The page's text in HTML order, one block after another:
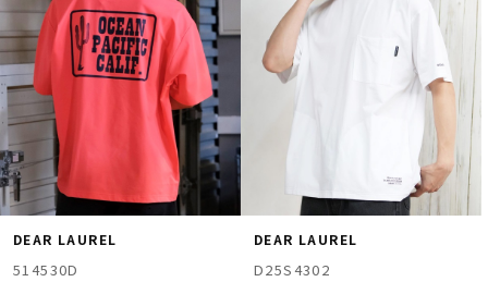
DEAR LAUREL
514530D
DEAR LAUREL
D25S4302